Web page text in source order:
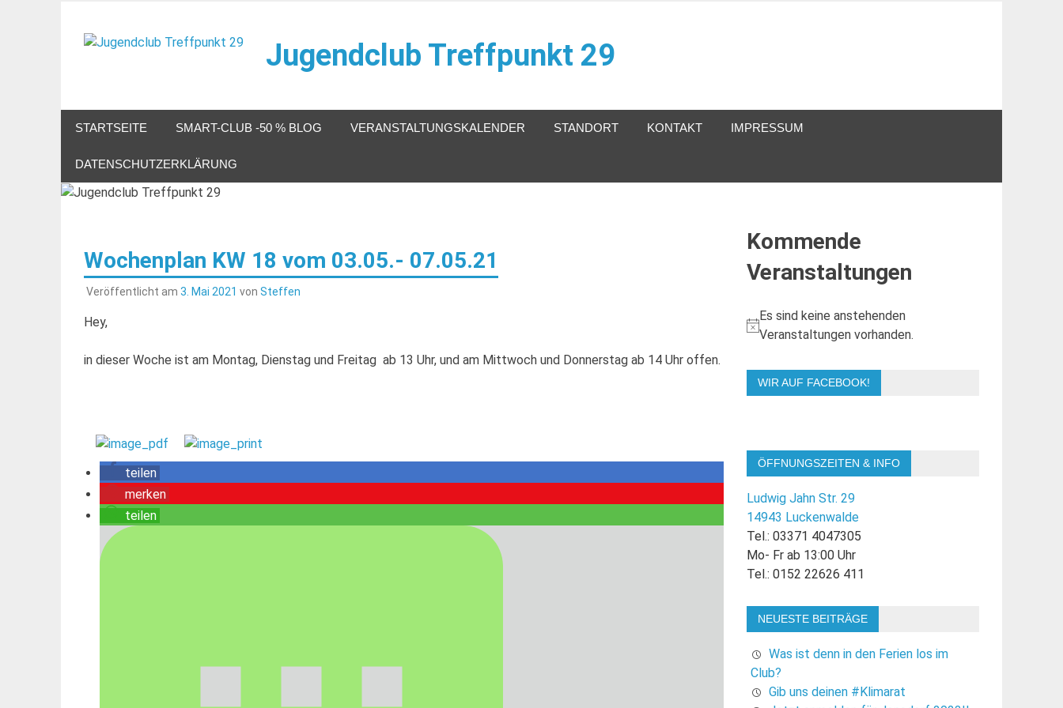
springen
Jugendclub Treffpunkt 29
STARTSEITE SMART-CLUB -50 % BLOG VERANSTALTUNGSKALENDER STANDORT KONTAKT IMPRESSUM
DATENSCHUTZERKLÄRUNG
Wochenplan KW 18 vom 03.05.- 07.05.21
Veröffentlicht am 3. Mai 2021 von Steffen
Hey,
in dieser Woche ist am Montag, Dienstag und Freitag ab 13 Uhr, und am Mittwoch und Donnerstag ab 14 Uhr offen.
teilen
merken
teilen
Kommende
Veranstaltungen
Hinweis
Es sind keine anstehenden
Veranstaltungen vorhanden.
WIR AUF FACEBOOK!
ÖFFNUNGSZEITEN & INFO
Ludwig Jahn Str. 29
14943 Luckenwalde
Tel.: 03371 4047305
Mo- Fr ab 13:00 Uhr
Tel.: 0152 22626 411
NEUESTE BEITRÄGE
Was ist denn in den Ferien los im
Club?
Gib uns deinen #Klimarat